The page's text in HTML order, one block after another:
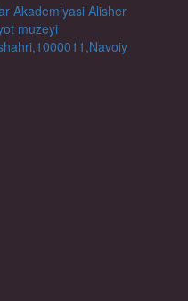
Akademiyasi Alisher
muzeyi